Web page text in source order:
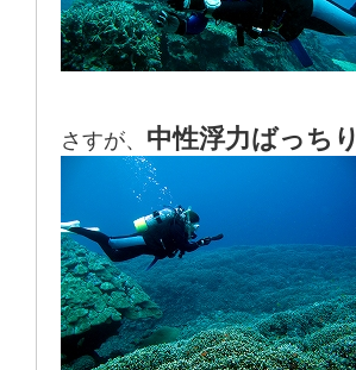
さすが、 中性浮力ばっちり